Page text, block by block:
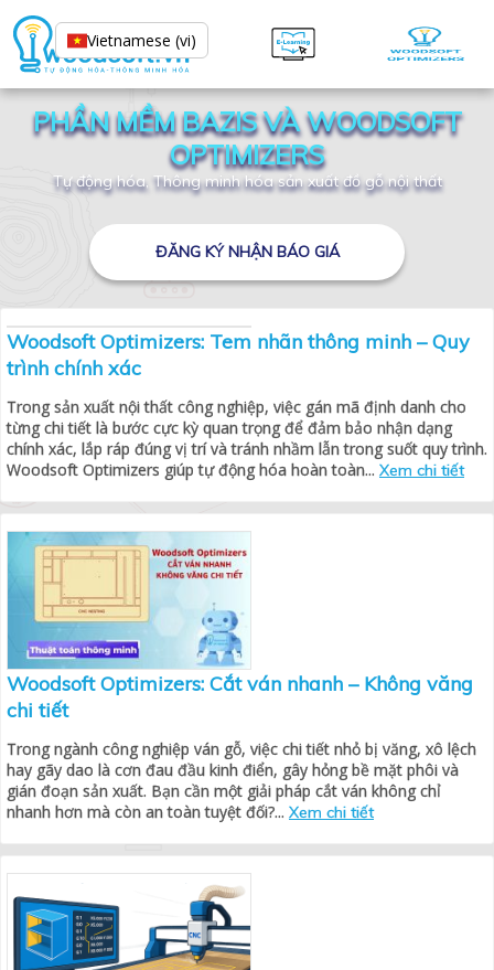
PHẦN MỀM BAZIS VÀ WOODSOFT
OPTIMIZERS
Tự động hóa, Thông minh hóa sản xuất đồ gỗ nội thất
ĐĂNG KÝ NHẬN BÁO GIÁ
Woodsoft Optimizers: Tem nhãn thông minh – Quy
trình chính xác
Trong sản xuất nội thất công nghiệp, việc gán mã định danh cho
từng chi tiết là bước cực kỳ quan trọng để đảm bảo nhận dạng
chính xác, lắp ráp đúng vị trí và tránh nhầm lẫn trong suốt quy trình.
Woodsoft Optimizers giúp tự động hóa hoàn toàn... Xem chi tiết
Woodsoft Optimizers: Cắt ván nhanh – Không văng
chi tiết
Trong ngành công nghiệp ván gỗ, việc chi tiết nhỏ bị văng, xô lệch
hay gãy dao là cơn đau đầu kinh điển, gây hỏng bề mặt phôi và
gián đoạn sản xuất. Bạn cần một giải pháp cắt ván không chỉ
nhanh hơn mà còn an toàn tuyệt đối?... Xem chi tiết
Vietnamese (vi)